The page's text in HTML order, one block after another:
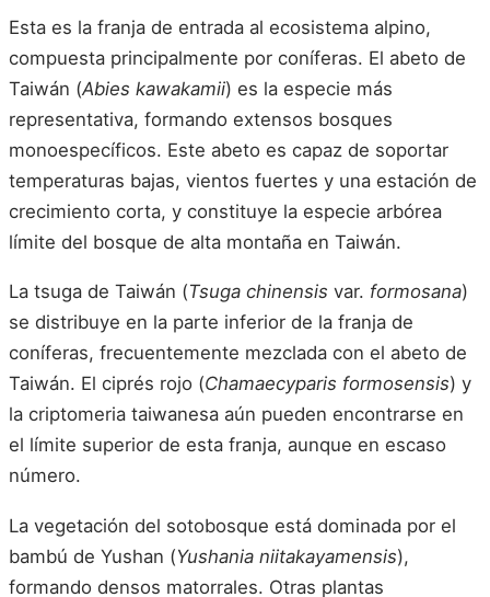
Esta es la franja de entrada al ecosistema alpino,
compuesta principalmente por coníferas. El abeto de
Taiwán (Abies kawakamii) es la especie más
representativa, formando extensos bosques
monoespecíficos. Este abeto es capaz de soportar
temperaturas bajas, vientos fuertes y una estación de
crecimiento corta, y constituye la especie arbórea
límite del bosque de alta montaña en Taiwán.
La tsuga de Taiwán (Tsuga chinensis var. formosana)
se distribuye en la parte inferior de la franja de
coníferas, frecuentemente mezclada con el abeto de
Taiwán. El ciprés rojo (Chamaecyparis formosensis) y
la criptomeria taiwanesa aún pueden encontrarse en
el límite superior de esta franja, aunque en escaso
número.
La vegetación del sotobosque está dominada por el
bambú de Yushan (Yushania niitakayamensis),
formando densos matorrales. Otras plantas